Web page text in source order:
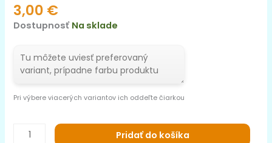
3,00 €
Dostupnosť Na sklade
Pri výbere viacerých variantov ich oddeľte čiarkou
Pridať do košíka